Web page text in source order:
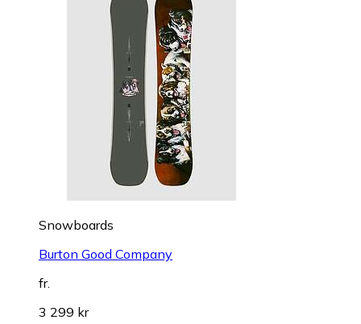
Snowboards
Burton Good Company
fr.
3 299 kr